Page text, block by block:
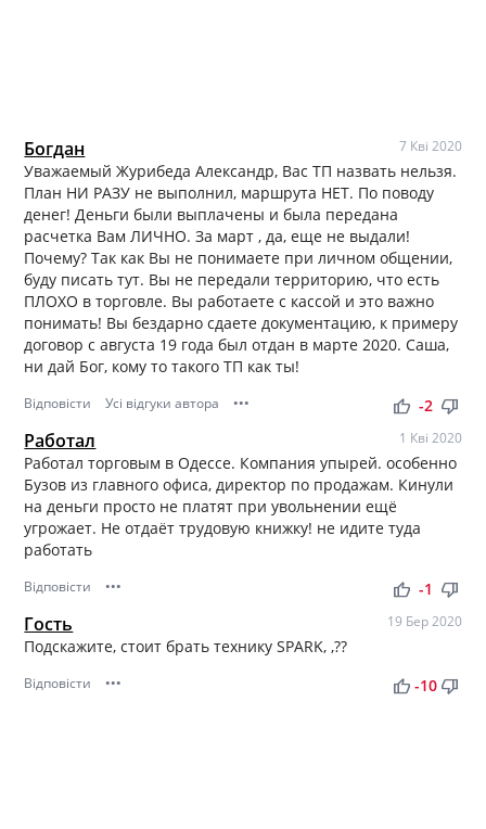
Богдан 7 Кві 2020
Уважаемый Журибеда Александр, Вас ТП назвать нельзя.
План НИ РАЗУ не выполнил, маршрута НЕТ. По поводу
денег! Деньги были выплачены и была передана
расчетка Вам ЛИЧНО. За март , да, еще не выдали!
Почему? Так как Вы не понимаете при личном общении,
буду писать тут. Вы не передали территорию, что есть
ПЛОХО в торговле. Вы работаете с кассой и это важно
понимать! Вы бездарно сдаете документацию, к примеру
договор с августа 19 года был отдан в марте 2020. Саша,
ни дай Бог, кому то такого ТП как ты!
Відповісти Усі відгуки автора ••• thumb_up thumb_down
-2
Работал 1 Кві 2020
Работал торговым в Одессе. Компания упырей. особенно
Бузов из главного офиса, директор по продажам. Кинули
на деньги просто не платят при увольнении ещё
угрожает. Не отдаёт трудовую книжку! не идите туда
работать
Відповісти ••• thumb_up thumb_down
-1
Гость 19 Бер 2020
Подскажите, стоит брать технику SPARK, ,??
Відповісти ••• thumb_up thumb_down
-10